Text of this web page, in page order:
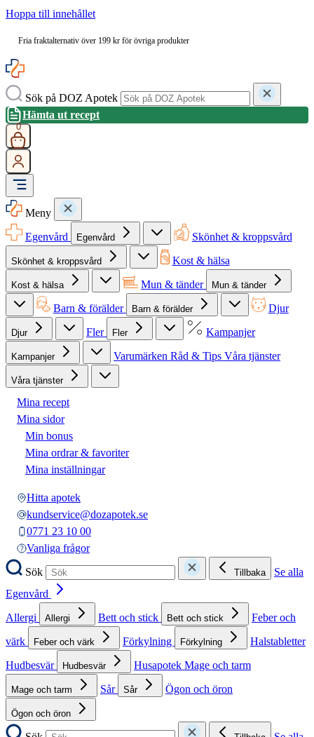
Hoppa till innehållet
Fria fraktalternativ över 199 kr för övriga produkter
Sök på DOZ Apotek
Hämta ut recept
0
Meny
Egenvård
Egenvård Skönhet & kroppsvård
Skönhet & kroppsvård Kost & hälsa
Kost & hälsa Mun & tänder Mun & tänder
Barn & förälder Barn & förälder Djur
Djur Fler Fler Kampanjer
Kampanjer Varumärken Råd & Tips Våra tjänster
Våra tjänster
Mina recept
Mina sidor
Min bonus
Mina ordrar & favoriter
Mina inställningar
Hitta apotek
kundservice@dozapotek.se
0771 23 10 00
Vanliga frågor
Sök
Tillbaka
Se alla
Egenvård
Allergi
Allergi Bett och stick Bett och stick
Feber och
värk
Feber och värk Förkylning Förkylning
Halstabletter
Hudbesvär
Hudbesvär Husapotek Mage och tarm
Mage och tarm Sår Sår Ögon och öron
Ögon och öron